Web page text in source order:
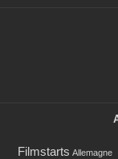
Filmstarts Allemagne